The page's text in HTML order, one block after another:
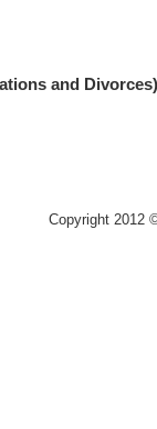
and
Copyright 2012